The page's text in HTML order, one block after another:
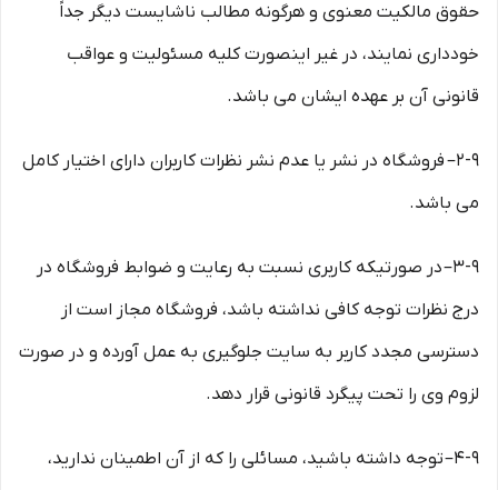
حقوق مالکیت معنوی و هرگونه مطالب ناشایست دیگر جداً
خودداری نمایند، در غیر اینصورت کلیه مسئولیت و عواقب
قانونی آن بر عهده ایشان می باشد.
۲-۹– فروشگاه در نشر یا عدم نشر نظرات کاربران دارای اختیار کامل
می باشد.
۳-۹– در صورتیکه کاربری نسبت به رعایت و ضوابط فروشگاه در
درج نظرات توجه کافی نداشته باشد، فروشگاه مجاز است از
دسترسی مجدد کاربر به سایت جلوگیری به عمل آورده و در صورت
لزوم وی را تحت پیگرد قانونی قرار دهد.
۴-۹– توجه داشته باشید، مسائلی را که از آن اطمینان ندارید،